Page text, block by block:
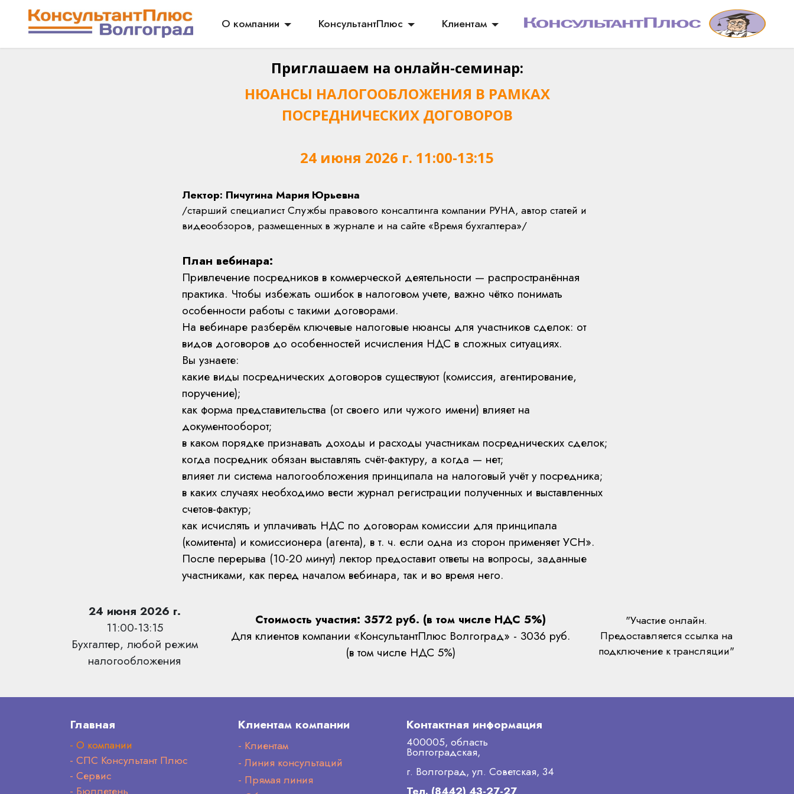
О компании КонсультантПлюс Клиентам
Приглашаем на онлайн-семинар:
НЮАНСЫ НАЛОГООБЛОЖЕНИЯ В РАМКАХ
ПОСРЕДНИЧЕСКИХ ДОГОВОРОВ
24 июня 2026 г. 11:00-13:15
Лектор: Пичугина Мария Юрьевна
/старший специалист Службы правового консалтинга компании РУНА, автор статей и
видеообзоров, размещенных в журнале и на сайте «Время бухгалтера»/
План вебинара:
Привлечение посредников в коммерческой деятельности — распространённая
практика. Чтобы избежать ошибок в налоговом учете, важно чётко понимать
особенности работы с такими договорами.
На вебинаре разберём ключевые налоговые нюансы для участников сделок: от
видов договоров до особенностей исчисления НДС в сложных ситуациях.
Вы узнаете:
какие виды посреднических договоров существуют (комиссия, агентирование,
поручение);
как форма представительства (от своего или чужого имени) влияет на
документооборот;
в каком порядке признавать доходы и расходы участникам посреднических сделок;
когда посредник обязан выставлять счёт-фактуру, а когда — нет;
влияет ли система налогообложения принципала на налоговый учёт у посредника;
в каких случаях необходимо вести журнал регистрации полученных и выставленных
счетов-фактур;
как исчислять и уплачивать НДС по договорам комиссии для принципала
(комитента) и комиссионера (агента), в т. ч. если одна из сторон применяет УСН».
После перерыва (10-20 минут) лектор предоставит ответы на вопросы, заданные
участниками, как перед началом вебинара, так и во время него.
24 июня 2026 г.
11:00-13:15
Бухгалтер, любой режим
налогообложения
Стоимость участия: 3572 руб. (в том числе НДС 5%)
Для клиентов компании «КонсультантПлюс Волгоград» - 3036 руб.
(в том числе НДС 5%)
"Участие онлайн.
Предоставляется ссылка на
подключение к трансляции"
Главная
- О компании
- СПС Консультант Плюс
- Сервис
Клиентам компании
- Клиентам
- Линия консультаций
- Прямая линия
Контактная информация
400005, область
Волгоградская,
г. Волгоград, ул. Советская, 34